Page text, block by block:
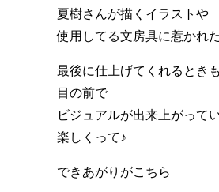
夏樹さんが描くイラストや
使用してる文房具に惹かれ
最後に仕上げてくれるときも
目の前で
ビジュアルが出来上がって
楽しくって♪
できあがりがこちら